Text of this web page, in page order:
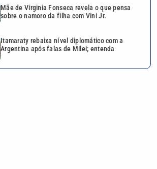
Mãe de Virginia Fonseca revela o que pensa
sobre o namoro da filha com Vini Jr.
Itamaraty rebaixa nível diplomático com a
Argentina após falas de Milei; entenda